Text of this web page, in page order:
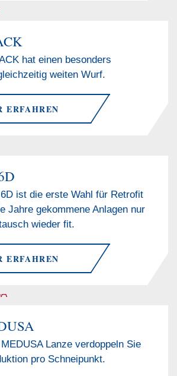
hat einen besonders
weiten Wurf.
ERFAHREN
ist die erste Wahl für Retrofit
Jahre gekommene Anlagen nur
wieder fit.
ERFAHREN
Lanze verdoppeln Sie
pro Schneipunkt.